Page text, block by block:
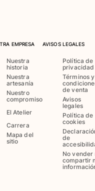
EMPRESA
Nuestra
historia
Nuestra
artesanía
Nuestro
compromiso
El Atelier
Carrera
Mapa del
sitio
AVISOS LEGALES
Política de
privacidad
Términos y
de venta
Avisos
legales
Política de
cookies
de
No vender
compartir